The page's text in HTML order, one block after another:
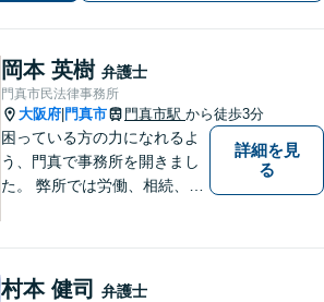
岡本 英樹 弁護士
門真市民法律事務所
大阪府 門真市 門真市駅 から徒歩3分
困っている方の力になれるよ
う、門真で事務所を開きまし
た。 弊所では労働、相続、離
す。
詳細を見
る
村本 健司 弁護士